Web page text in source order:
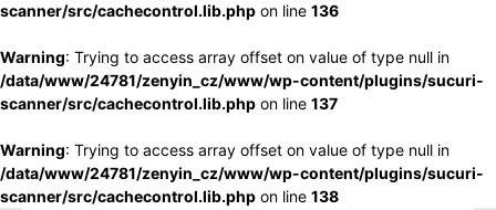
scanner/src/cachecontrol.lib.php on line 136
Warning: Trying to access array offset on value of type null in
/data/www/24781/zenyin_cz/www/wp-content/plugins/sucuri-
scanner/src/cachecontrol.lib.php on line 137
Warning: Trying to access array offset on value of type null in
/data/www/24781/zenyin_cz/www/wp-content/plugins/sucuri-
scanner/src/cachecontrol.lib.php on line 138